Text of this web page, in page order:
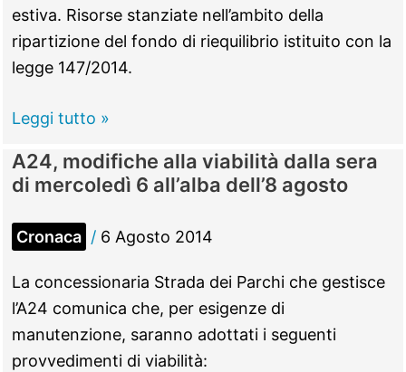
estiva. Risorse stanziate nell’ambito della
ripartizione del fondo di riequilibrio istituito con la
legge 147/2014.
Tivoli
Dalla
Regione
mezzo
milione
per
servizi
pubblici
e
Leggi tutto »
A24, modifiche alla viabilità dalla sera
di mercoledì 6 all’alba dell’8 agosto
Cronaca / 6 Agosto 2014
La concessionaria Strada dei Parchi che gestisce
l’A24 comunica che, per esigenze di
manutenzione, saranno adottati i seguenti
provvedimenti di viabilità: